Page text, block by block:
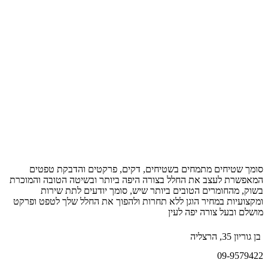
סומך שטיחים מתמחים בשטיחים, דקים, פרקטים והדבקת טפטים
המאפשרת לעצב את החלל בצורה היפה ביותר ובשיטה הטובה והמוכרת
בשוק, מהחומרים הטובים ביותר שיש, סומך יודעים לתת שירות
ומקצועיות במחיר הוגן ללא תחרות ולהפוך את החלל שלך לטפט ופרקט
מושלם ובעל צורה יפה לעין
בן גוריון 35, הרצליה
09-9579422